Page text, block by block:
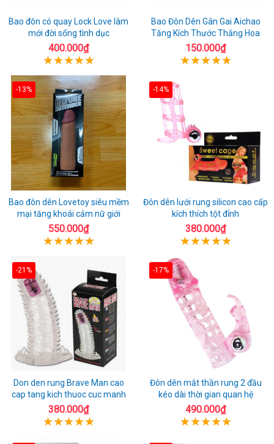
Bao đôn có quay Lock Love làm
mới đời sống tình dục
400.000₫
Bao Đôn Dên Gân Gai Aichao
Tăng Kích Thước Thăng Hoa
150.000₫
-13%
Bao đôn dên Lovetoy siêu mềm
mại tăng khoái cảm nữ giới
550.000₫
-14%
Đôn dên lưới rung silicon cao cấp
kích thích tột đỉnh
380.000₫
-21%
Don den rung Brave Man cao
cap tang kich thuoc cuc manh
380.000₫
-17%
Đôn dên mắt thần rung 2 đầu
kéo dài thời gian quan hệ
490.000₫